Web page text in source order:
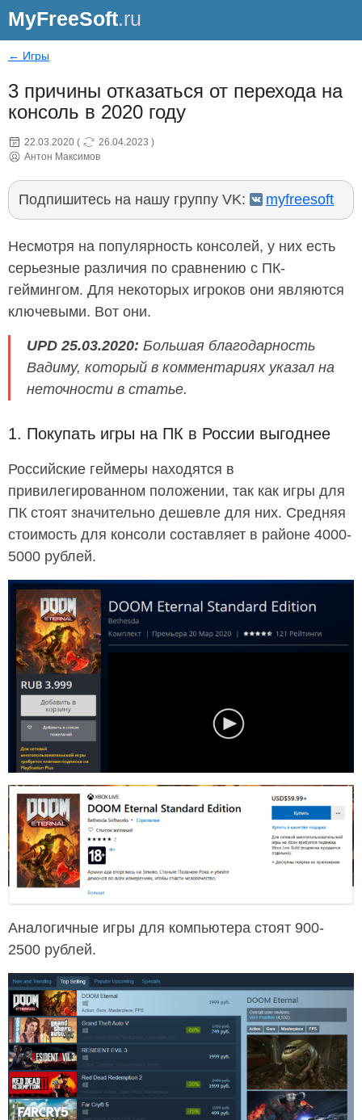
MyFreeSoft.ru
← Игры
3 причины отказаться от перехода на
консоль в 2020 году
22.03.2020 ( 26.04.2023 )
Антон Максимов
Подпишитесь на нашу группу VK: myfreesoft
Несмотря на популярность консолей, у них есть
серьезные различия по сравнению с ПК-
геймингом. Для некоторых игроков они являются
ключевыми. Вот они.
UPD 25.03.2020: Большая благодарность
Вадиму, который в комментариях указал на
неточности в статье.
1. Покупать игры на ПК в России выгоднее
Российские геймеры находятся в
привилегированном положении, так как игры для
ПК стоят значительно дешевле для них. Средняя
стоимость для консоли составляет в районе 4000-
5000 рублей.
Аналогичные игры для компьютера стоят 900-
2500 рублей.